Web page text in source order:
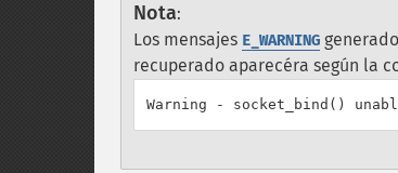
Nota:
Los mensajes E_WARNING
recuperado aparecéra según la